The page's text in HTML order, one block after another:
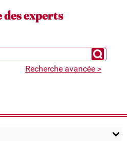
experts
Chercher
Recherche avancée >